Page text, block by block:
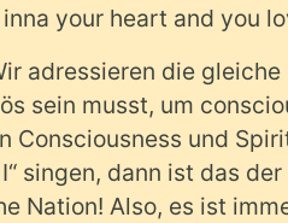
inna your heart and you
adressieren die
sein musst, um
Consciousness und
singen, dann ist das
Nation! Also, es ist